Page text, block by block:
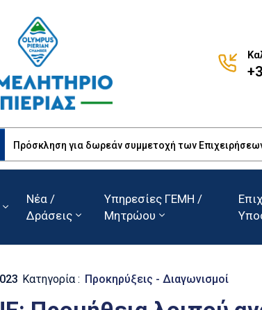
Πρόσκληση για δωρεάν συμμετοχή των
Νέα /
Δράσεις
Υπηρεσίες ΓΕΜΗ /
Μητρώου
Κατηγορία : Προκηρύξεις - Διαγωνισμοί